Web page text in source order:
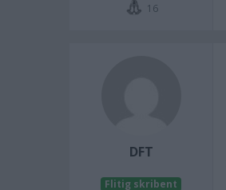
16
DFT
Flitig skribent